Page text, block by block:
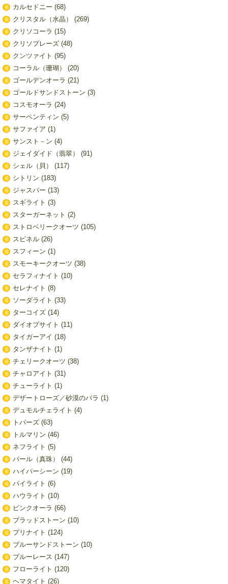
カルセドニー (68)
クリスタル（水晶）
(269)
クリソコーラ (15)
クリソプレーズ(48)
クンツァイト (95)
コーラル（珊瑚）
(20)
ゴールデンオーラ (21)
ゴールドサンドストーン (3)
コスモオーラ (24)
サーペンティン (5)
サファイア (1)
サンスト－ン (4)
ジェイダイド（翡翠）
(91)
シェル（貝）
(117)
シトリン (183)
ジャスパー (13)
スギライト (3)
スターガーネット (2)
ストロベリークオーツ (105)
スピネル(26)
スフィーン (1)
スモーキークオーツ (38)
セラフィナイト (10)
セレナイト (8)
ソーダライト (33)
ターコイズ(14)
ダイオプサイト (11)
タイガーアイ (18)
タンザナイト (1)
チェリークオーツ (38)
チャロアイト (31)
チューライト (1)
デザートローズ／砂漠のバラ (1)
デュモルチェライト (4)
トパーズ(63)
トルマリン (46)
ネフライト (5)
パール（真珠）
(44)
ハイパーシーン (19)
パイライト (6)
ハウライト (10)
ピンクオーラ (66)
ブラッドストーン (10)
プリナイト (124)
ブルーサンドストーン (10)
ブルーレース (147)
フローライト (120)
ヘマタイト (26)